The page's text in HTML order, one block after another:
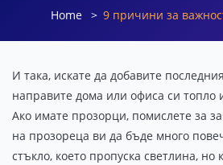
Home 9 причини за
И така, искате да добавите
направите дома или офиса си топло
Ако имате прозорци, помислете за
на прозореца ви да бъде много
стъкло, което пропуска светлина, но